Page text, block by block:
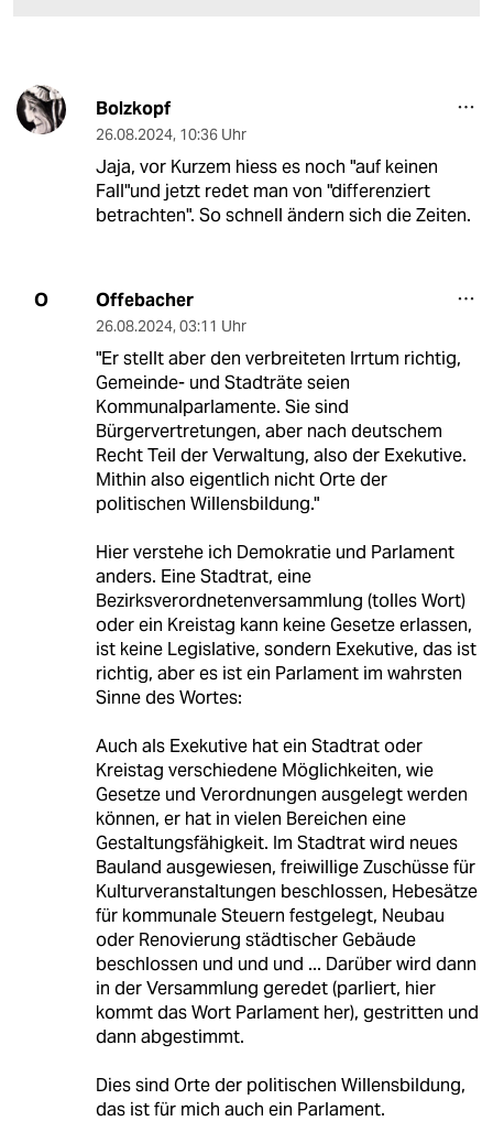
Bolzkopf
26.08.2024, 10:36 Uhr
Jaja, vor Kurzem hiess es noch "auf keinen
Fall"und jetzt redet man von "differenziert
betrachten". So schnell ändern sich die Zeiten.
O Offebacher
26.08.2024, 03:11 Uhr
"Er stellt aber den verbreiteten Irrtum richtig,
Gemeinde- und Stadträte seien
Kommunalparlamente. Sie sind
Bürgervertretungen, aber nach deutschem
Recht Teil der Verwaltung, also der Exekutive.
Mithin also eigentlich nicht Orte der
politischen Willensbildung."
Hier verstehe ich Demokratie und Parlament
anders. Eine Stadtrat, eine
Bezirksverordnetenversammlung (tolles Wort)
oder ein Kreistag kann keine Gesetze erlassen,
ist keine Legislative, sondern Exekutive, das ist
richtig, aber es ist ein Parlament im wahrsten
Sinne des Wortes:
Auch als Exekutive hat ein Stadtrat oder
Kreistag verschiedene Möglichkeiten, wie
Gesetze und Verordnungen ausgelegt werden
können, er hat in vielen Bereichen eine
Gestaltungsfähigkeit. Im Stadtrat wird neues
Bauland ausgewiesen, freiwillige Zuschüsse für
Kulturveranstaltungen beschlossen, Hebesätze
für kommunale Steuern festgelegt, Neubau
oder Renovierung städtischer Gebäude
beschlossen und und und ... Darüber wird dann
in der Versammlung geredet (parliert, hier
kommt das Wort Parlament her), gestritten und
dann abgestimmt.
Dies sind Orte der politischen Willensbildung,
das ist für mich auch ein Parlament.